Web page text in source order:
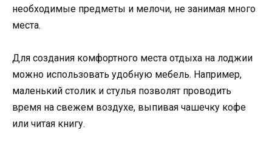
необходимые предметы и мелочи, не занимая много
места.
Для создания комфортного места отдыха на лоджии
можно использовать удобную мебель. Например,
маленький столик и стулья позволят проводить
время на свежем воздухе, выпивая чашечку кофе
или читая книгу.